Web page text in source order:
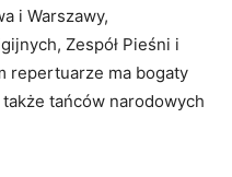
i Warszawy,
Zespół Pieśni i
repertuarze ma bogaty
tańców narodowych